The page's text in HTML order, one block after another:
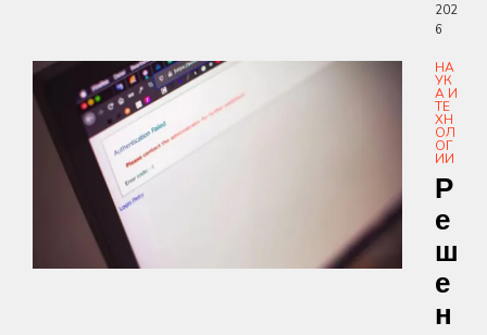
202
6
НА
УК
А И
ТЕ
ХН
ОЛ
ОГ
ИИ
Р
Е
Ш
Е
Н